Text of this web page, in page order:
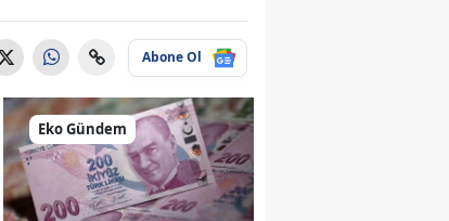
Abone Ol
Eko Gündem